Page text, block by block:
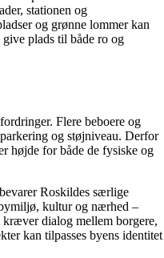
stationen og
og grønne lommer kan
plads til både ro og
Flere beboere og
og støjniveau. Derfor
højde for både de fysiske og
Roskildes særlige
kultur og nærhed –
dialog mellem borgere,
kan tilpasses byens identitet